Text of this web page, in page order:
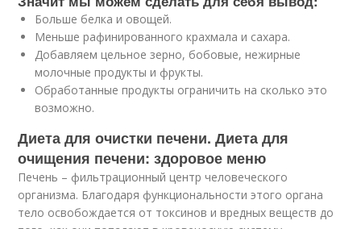
Больше белка и овощей.
Меньше рафинированного крахмала и сахара.
Добавляем цельное зерно, бобовые, нежирные
молочные продукты и фрукты.
Обработанные продукты ограничить на сколько это
возможно.
Диета для очистки печени. Диета для
очищения печени: здоровое меню
Печень – фильтрационный центр человеческого
организма. Благодаря функциональности этого органа
тело освобождается от токсинов и вредных веществ до